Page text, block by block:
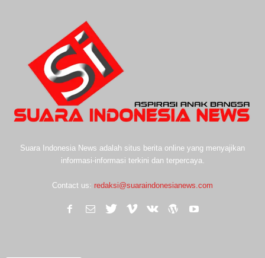
Suara Indonesia News adalah situs berita online yang menyajikan
informasi-informasi terkini dan terpercaya.
Contact us: redaksi@suaraindonesianews.com